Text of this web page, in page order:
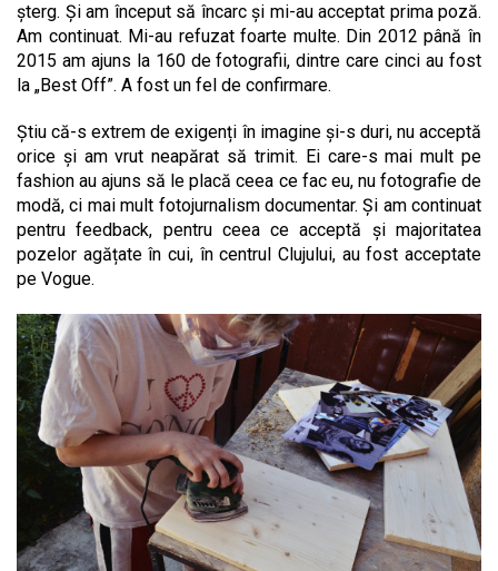
șterg. Și am început să încarc și mi-au acceptat prima poză.
Am continuat. Mi-au refuzat foarte multe. Din 2012 până în
2015 am ajuns la 160 de fotografii, dintre care cinci au fost
la „Best Off”. A fost un fel de confirmare.
Știu că-s extrem de exigenți în imagine și-s duri, nu acceptă
orice și am vrut neapărat să trimit. Ei care-s mai mult pe
fashion au ajuns să le placă ceea ce fac eu, nu fotografie de
modă, ci mai mult fotojurnalism documentar. Și am continuat
pentru feedback, pentru ceea ce acceptă și majoritatea
pozelor agățate în cui, în centrul Clujului, au fost acceptate
pe Vogue.